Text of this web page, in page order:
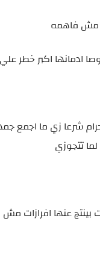
مش فاهمه
ادمانها اكبر
حرام شرعا زي ما اجمع
تتجوزي
بينتج عنها